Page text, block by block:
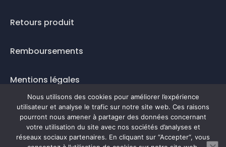
Retours produit
Remboursements
Mentions légales
Questions fréquentes
Mode de paiement
Nous utilisons des cookies pour améliorer l’expérience
utilisateur et analyse le trafic sur notre site web. Ces raisons
pourront nous amener à partager des données concernant
votre utilisation du site avec nos sociétés d’analyses et
réseaux sociaux partenaires. En cliquant sur “Accepter“, vous